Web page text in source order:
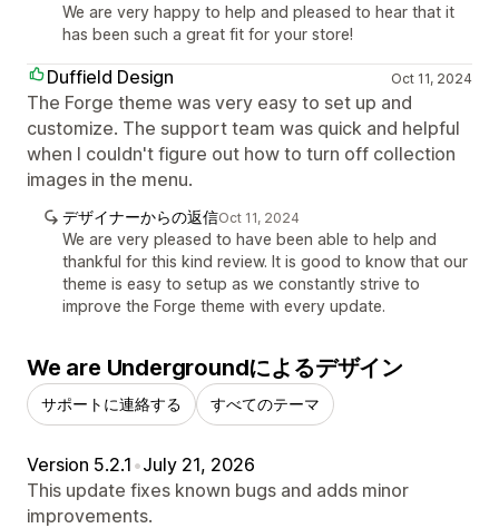
We are very happy to help and pleased to hear that it
has been such a great fit for your store!
Duffield Design Oct 11, 2024
The Forge theme was very easy to set up and
customize. The support team was quick and helpful
when I couldn't figure out how to turn off collection
images in the menu.
デザイナーからの返信Oct 11, 2024
We are very pleased to have been able to help and
thankful for this kind review. It is good to know that our
theme is easy to setup as we constantly strive to
improve the Forge theme with every update.
We are Undergroundによるデザイン
サポートに連絡する すべてのテーマ
Version 5.2.1 •July 21, 2026
This update fixes known bugs and adds minor
improvements.